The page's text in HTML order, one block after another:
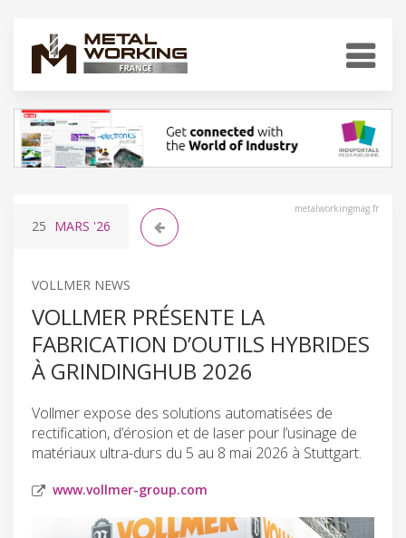
metalworkingmag.fr
25 MARS '26
VOLLMER NEWS
VOLLMER PRÉSENTE LA
FABRICATION D’OUTILS HYBRIDES
À GRINDINGHUB 2026
Vollmer expose des solutions automatisées de
rectification, d’érosion et de laser pour l’usinage de
matériaux ultra-durs du 5 au 8 mai 2026 à Stuttgart.
www.vollmer-group.com